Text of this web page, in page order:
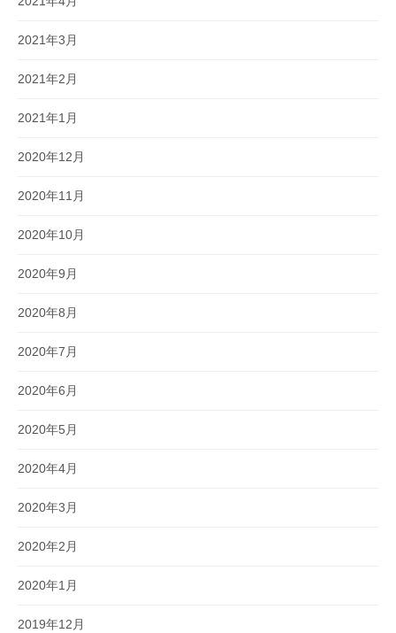
2021年3月
2021年2月
2021年1月
2020年12月
2020年11月
2020年10月
2020年9月
2020年8月
2020年7月
2020年6月
2020年5月
2020年4月
2020年3月
2020年2月
2020年1月
2019年12月